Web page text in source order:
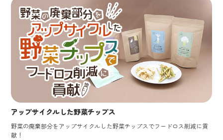
アップサイクルした野菜チップス
野菜の廃棄部分をアップサイクルした野菜チップスでフードロス削減に貢
献！